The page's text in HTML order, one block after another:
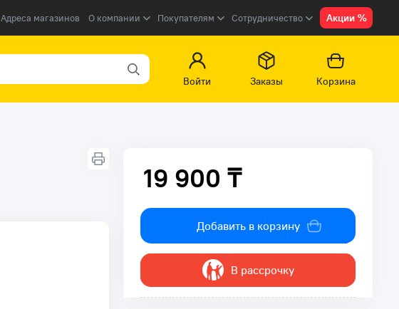
Адреса магазинов О компании Покупателям Сотрудничество Акции %
Войти
Заказы Корзина
19 900 ₸
19 900 ₸
Добавить в корзину
В рассрочку